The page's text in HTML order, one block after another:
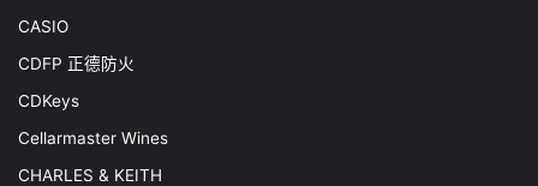
CASIO
CDFP 正德防火
CDKeys
Cellarmaster Wines
CHARLES & KEITH